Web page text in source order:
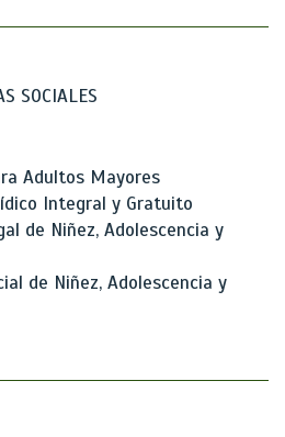
SOCIALES
Adultos Mayores
Integral y Gratuito
de Niñez, Adolescencia y
de Niñez, Adolescencia y